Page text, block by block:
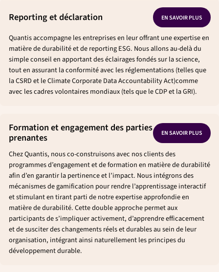
Reporting et déclaration EN SAVOIR PLUS
Quantis accompagne les entreprises en leur offrant une expertise en
matière de durabilité et de reporting ESG. Nous allons au-delà du
simple conseil en apportant des éclairages fondés sur la science,
tout en assurant la conformité avec les réglementations (telles que
la CSRD et le Climate Corporate Data Accountability Act)comme
avec les cadres volontaires mondiaux (tels que le CDP et la GRI).
Formation et engagement des parties
prenantes
EN SAVOIR PLUS
Chez Quantis, nous co-construisons avec nos clients des
programmes d’engagement et de formation en matière de durabilité
afin d’en garantir la pertinence et l’impact. Nous intégrons des
mécanismes de gamification pour rendre l’apprentissage interactif
et stimulant en tirant parti de notre expertise approfondie en
matière de durabilité. Cette double approche permet aux
participants de s’impliquer activement, d’apprendre efficacement
et de susciter des changements réels et durables au sein de leur
organisation, intégrant ainsi naturellement les principes du
développement durable.